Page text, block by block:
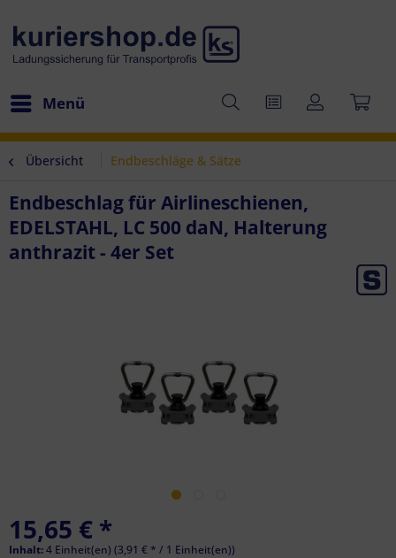
Menü
Übersicht Endbeschläge & Sätze
Endbeschlag für Airlineschienen,
EDELSTAHL, LC 500 daN, Halterung
anthrazit - 4er Set
15,65 € *
Inhalt:4 Einheit(en) (3,91 € * / 1 Einheit(en))